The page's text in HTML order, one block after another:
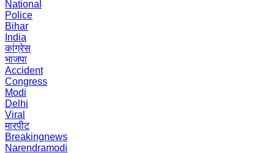
National
Police
Bihar
India
कांग्रेस
भाजपा
Accident
Congress
Modi
Delhi
Viral
मारपीट
Breakingnews
Narendramodi